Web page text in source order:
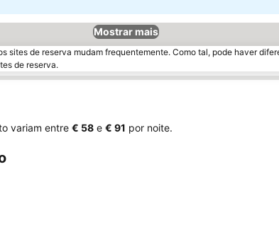
Mostrar mais
sites de reserva mudam frequentemente. Como tal, pode haver
de reserva.
variam entre ‎€ 58 e ‎€ 91 por noite.